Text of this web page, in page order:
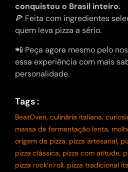
conquistou o Brasil inteiro.
🍕 Feita com ingredientes
quem leva pizza a sério.
📲 Peça agora mesmo pelo
essa experiência com mais
personalidade.
Tags :
BeatOven, culinária italiana,
massa de fermentação lenta,
origem da pizza, pizza artesanal,
pizza clássica, pizza com atitude,
pizza rock’n’roll, pizza tradicional